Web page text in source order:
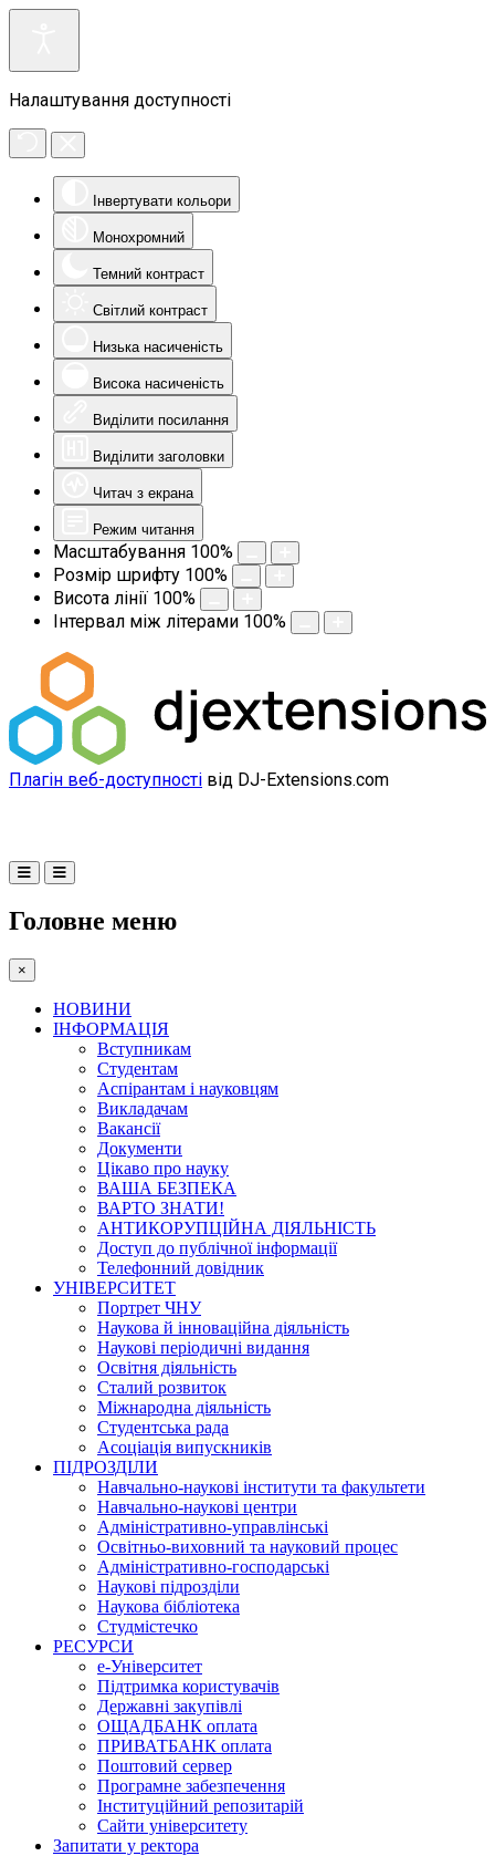
Налаштування доступності
Інвертувати кольори
Монохромний
Темний контраст
Світлий контраст
Низька насиченість
Висока насиченість
Виділити посилання
Виділити заголовки
Читач з екрана
Режим читання
Масштабування 100%
Розмір шрифту 100%
Висота лінії 100%
Інтервал між літерами 100%
Плагін веб-доступності від DJ-Extensions.com
Головне меню
×
НОВИНИ
ІНФОРМАЦІЯ
Вступникам
Студентам
Аспірантам і науковцям
Викладачам
Вакансії
Документи
Цікаво про науку
ВАША БЕЗПЕКА
ВАРТО ЗНАТИ!
АНТИКОРУПЦІЙНА ДІЯЛЬНІСТЬ
Доступ до публічної інформації
Телефонний довідник
УНІВЕРСИТЕТ
Портрет ЧНУ
Наукова й інноваційна діяльність
Наукові періодичні видання
Освітня діяльність
Сталий розвиток
Міжнародна діяльність
Студентська рада
Асоціація випускників
ПІДРОЗДІЛИ
Навчально-наукові інститути та факультети
Навчально-наукові центри
Адміністративно-управлінські
Освітньо-виховний та науковий процес
Адміністративно-господарські
Наукові підрозділи
Наукова бібліотека
Студмістечко
РЕСУРСИ
е-Університет
Підтримка користувачів
Державні закупівлі
ОЩАДБАНК оплата
ПРИВАТБАНК оплата
Поштовий сервер
Програмне забезпечення
Інституційний репозитарій
Сайти університету
Запитати у ректора